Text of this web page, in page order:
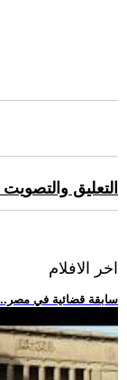
التعليق
اخر الافلام
.. سابقة قضائية في